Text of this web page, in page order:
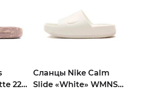
22
Сланцы Nike Calm
Slide «White» WMNS